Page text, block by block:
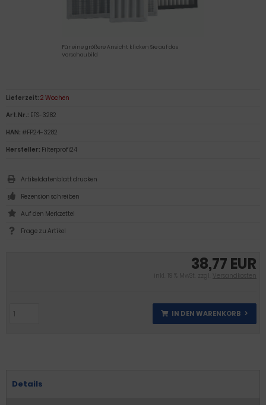
Für eine größere Ansicht klicken Sie auf das
Vorschaubild
38,77 EUR
inkl. 19 % MwSt. zzgl. Versandkosten
IN DEN WARENKORB
Lieferzeit: 2 Wochen
Art.Nr.: EFS-3282
HAN: #FP24-3282
Hersteller: Filterprofi24
Artikeldatenblatt drucken
Rezension schreiben
Frage zu Artikel
Details